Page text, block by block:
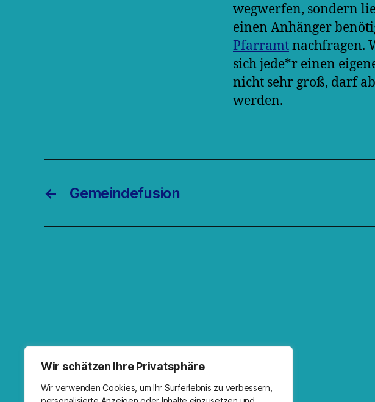
Wir schätzen Ihre Privatsphäre
Wir verwenden Cookies, um Ihr Surferlebnis zu verbessern,
wegwerfen, sondern
einen Anhänger
Pfarramtnachfragen.
sich jede*r einen
nicht sehr groß, darf
werden.
← Gemeindefusion
Facebook